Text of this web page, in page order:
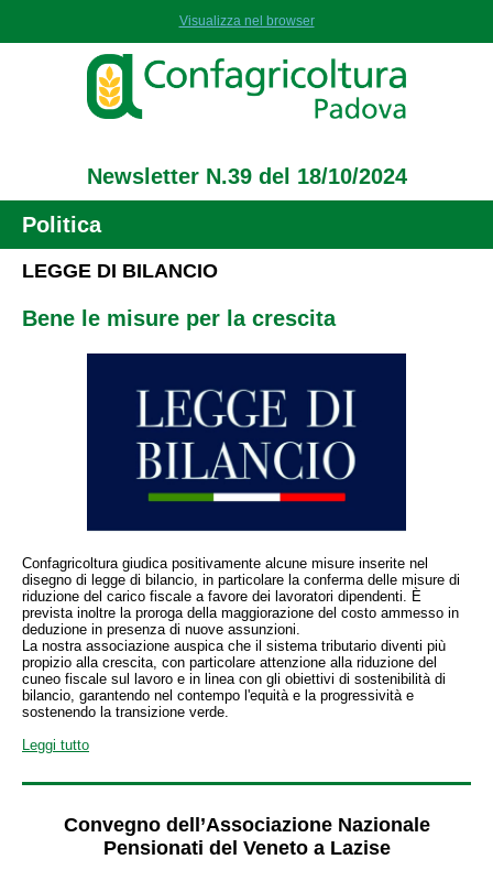
Visualizza nel browser
Newsletter N.39 del 18/10/2024
Politica
LEGGE DI BILANCIO
Bene le misure per la crescita
Confagricoltura giudica positivamente alcune misure inserite nel
disegno di legge di bilancio, in particolare la conferma delle misure di
riduzione del carico fiscale a favore dei lavoratori dipendenti. È
prevista inoltre la proroga della maggiorazione del costo ammesso in
deduzione in presenza di nuove assunzioni.
⁠La nostra associazione auspica che il sistema tributario diventi più
propizio alla crescita, con particolare attenzione alla riduzione del
cuneo fiscale sul lavoro e in linea con gli obiettivi di sostenibilità di
bilancio, garantendo nel contempo l'equità e la progressività e
sostenendo la transizione verde.
Leggi tutto
Convegno dell’Associazione Nazionale
Pensionati del Veneto a Lazise